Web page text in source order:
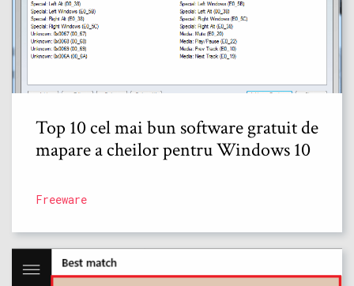
Top 10 cel mai bun software gratuit de
mapare a cheilor pentru Windows 10
Freeware